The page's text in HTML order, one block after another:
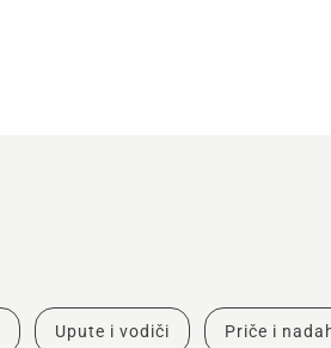
Upute i vodiči Priče i